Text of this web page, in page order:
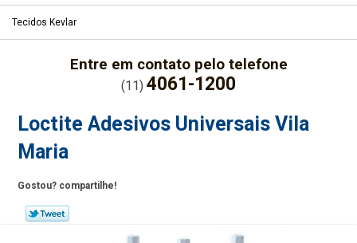
Tecidos Kevlar
Entre em contato pelo telefone
(11) 4061-1200
Loctite Adesivos Universais Vila
Maria
Gostou? compartilhe!